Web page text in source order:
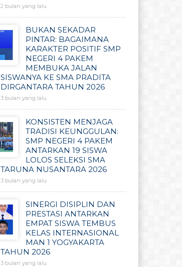
2 bulan yang lalu
BUKAN SEKADAR
PINTAR: BAGAIMANA
KARAKTER POSITIF SMP
NEGERI 4 PAKEM
MEMBUKA JALAN
SISWANYA KE SMA PRADITA
DIRGANTARA TAHUN 2026
3 bulan yang lalu
KONSISTEN MENJAGA
TRADISI KEUNGGULAN:
SMP NEGERI 4 PAKEM
ANTARKAN 19 SISWA
LOLOS SELEKSI SMA
TARUNA NUSANTARA 2026
3 bulan yang lalu
SINERGI DISIPLIN DAN
PRESTASI ANTARKAN
EMPAT SISWA TEMBUS
KELAS INTERNASIONAL
MAN 1 YOGYAKARTA
TAHUN 2026
3 bulan yang lalu